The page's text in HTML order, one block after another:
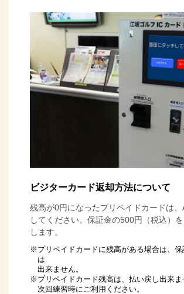
ビジターカード返却方法について
残高が0円になったプリペイドカードは、
してください。保証金の500円（税込）
します。
※プリペイドカードに残高がある場合は、
は
出来ません。
※プリペイドカード残高は、払い戻し出来ま
次回練習時にご利用ください。